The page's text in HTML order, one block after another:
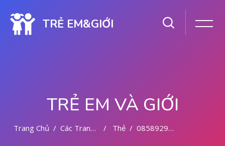
TRẺ EM&GIỚI
TRẺ EM VÀ GIỚI
Trang Chủ Các Trang Của Hệ Thống Thẻ 085892942094 OBAT ABORSI KEDIRI